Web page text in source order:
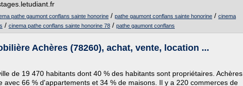
pathe gaumont conflans sainte honorine / pathe gaumont conflans sainte honorine / cinema
/ cinema pathe conflans sainte honorine 78 / pathe gaumont conflans
Achères (78260), achat, vente, location ...
de 19 470 habitants dont 40 % des habitants sont propriétaires. Achères
avec 66 % d'appartements et 34 % de maisons. Il y a 220 commerces de